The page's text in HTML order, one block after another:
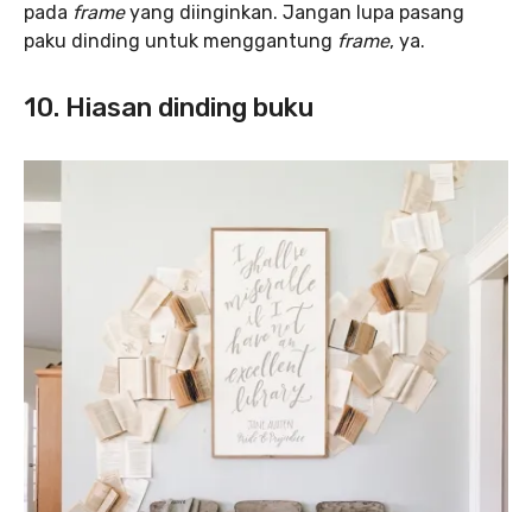
pada frameyang diinginkan. Jangan lupa pasang
paku dinding untuk menggantung frame, ya.
10. Hiasan dinding buku